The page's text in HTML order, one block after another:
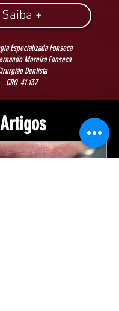
Saiba +
Especializada Fonseca
Moreira Fonseca
Dentista
CRO 41.137
Artigos